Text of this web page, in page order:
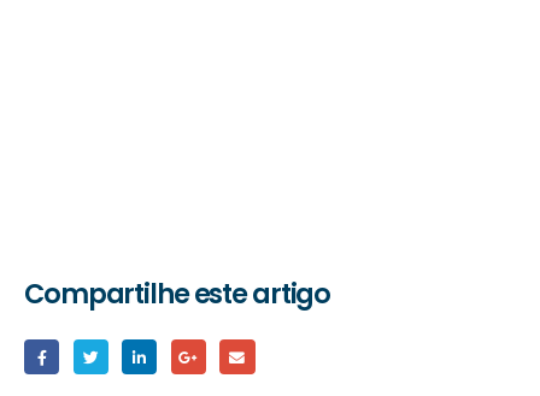
Compartilhe este artigo